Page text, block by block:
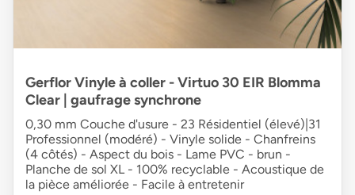
Gerflor Vinyle à coller - Virtuo 30 EIR Blomma
Clear | gaufrage synchrone
0,30 mm Couche d'usure - 23 Résidentiel (élevé)|31
Professionnel (modéré) - Vinyle solide - Chanfreins
(4 côtés) - Aspect du bois - Lame PVC - brun -
Planche de sol XL - 100% recyclable - Acoustique de
la pièce améliorée - Facile à entretenir